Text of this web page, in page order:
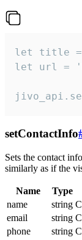
let title =
let url =
setContactInfo
Sets the contact
similarly as if the
Name Type
name
string
email
string
phone
string